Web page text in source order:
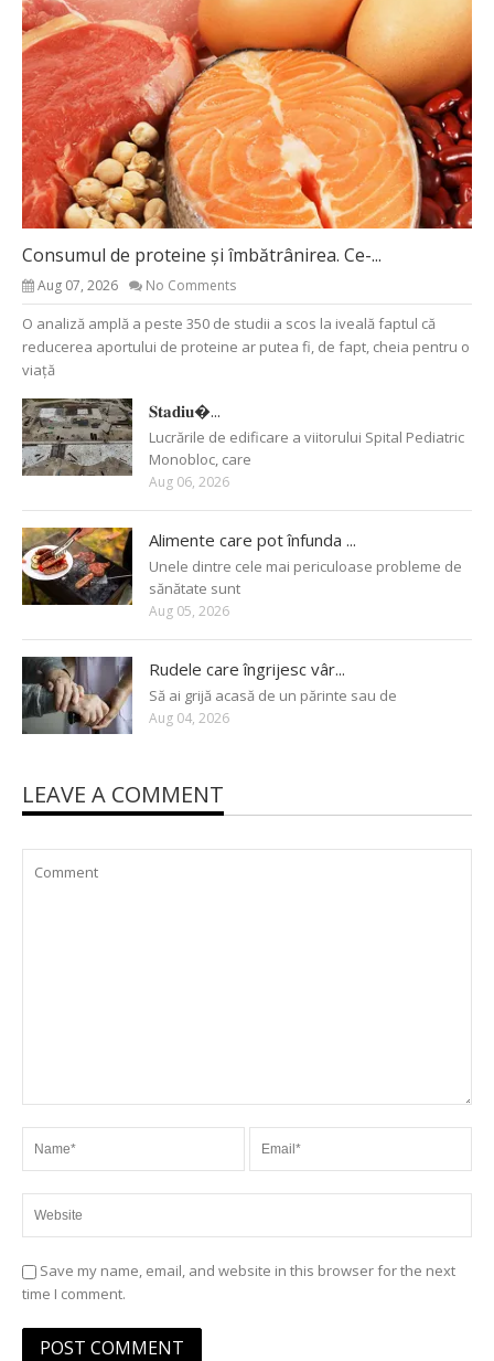
Consumul de proteine și îmbătrânirea. Ce-...
Aug 07, 2026 No Comments
O analiză amplă a peste 350 de studii a scos la iveală faptul că
reducerea aportului de proteine ar putea fi, de fapt, cheia pentru o
viață
𝐒𝐭𝐚𝐝𝐢𝐮�...
Lucrările de edificare a viitorului Spital Pediatric
Monobloc, care
Aug 06, 2026
Alimente care pot înfunda ...
Unele dintre cele mai periculoase probleme de
sănătate sunt
Aug 05, 2026
Rudele care îngrijesc vâr...
Să ai grijă acasă de un părinte sau de
Aug 04, 2026
LEAVE A COMMENT
Save my name, email, and website in this browser for the next
time I comment.